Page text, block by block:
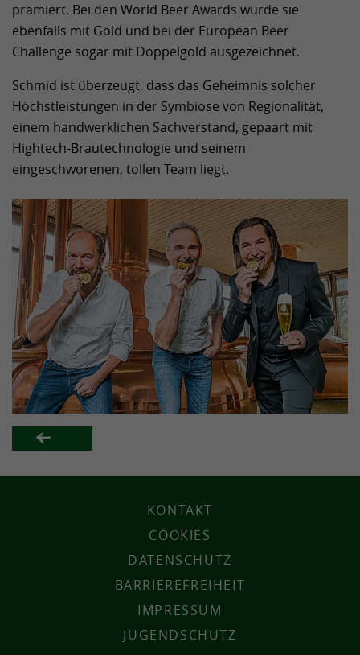
prämiert. Bei den World Beer Awards wurde sie
ebenfalls mit Gold und bei der European Beer
Challenge sogar mit Doppelgold ausgezeichnet.
Schmid ist überzeugt, dass das Geheimnis solcher
Höchstleistungen in der Symbiose von Regionalität,
einem handwerklichen Sachverstand, gepaart mit
Hightech-Brautechnologie und seinem
eingeschworenen, tollen Team liegt.
KONTAKT
COOKIES
DATENSCHUTZ
BARRIEREFREIHEIT
IMPRESSUM
JUGENDSCHUTZ